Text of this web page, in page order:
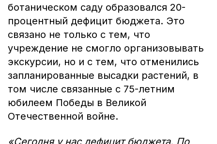
ботаническом саду образовался 20-
процентный дефицит бюджета. Это
связано не только с тем, что
учреждение не смогло организовывать
экскурсии, но и с тем, что отменились
запланированные высадки растений, в
том числе связанные с 75-летним
юбилеем Победы в Великой
Отечественной войне.
«Сегодня у нас дефицит бюджета. По